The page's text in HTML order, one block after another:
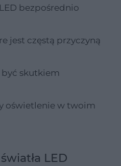
bezpośrednio
jest częstą przyczyną
skutkiem
oświetlenie w twoim
LED